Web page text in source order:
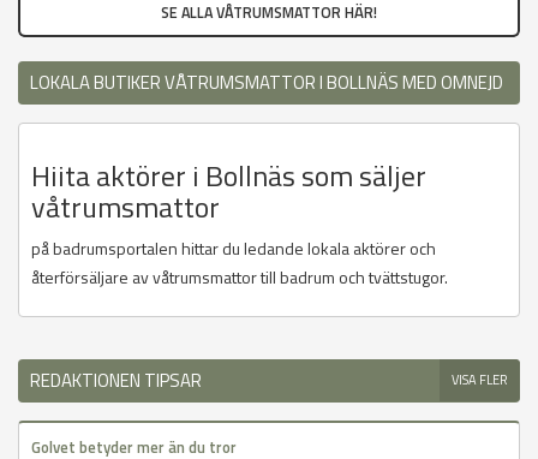
SE ALLA VÅTRUMSMATTOR HÄR!
LOKALA BUTIKER VÅTRUMSMATTOR I BOLLNÄS MED OMNEJD
Hiita aktörer i Bollnäs som säljer
våtrumsmattor
på badrumsportalen hittar du ledande lokala aktörer och
återförsäljare av våtrumsmattor till badrum och tvättstugor.
REDAKTIONEN TIPSAR VISA FLER
Golvet betyder mer än du tror